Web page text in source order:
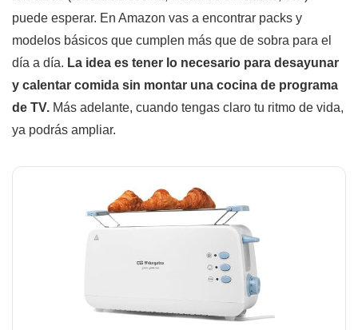
puede esperar. En Amazon vas a encontrar packs y
modelos básicos que cumplen más que de sobra para el
día a día. La idea es tener lo necesario para desayunar
y calentar comida sin montar una cocina de programa
de TV. Más adelante, cuando tengas claro tu ritmo de vida,
ya podrás ampliar.